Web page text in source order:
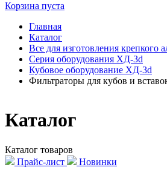
Корзина пуста
Главная
Каталог
Все для изготовления крепкого
Серия оборудования ХД-3d
Кубовое оборудование ХД-3d
Фильтраторы для кубов и
Каталог
Каталог товаров
Прайс-лист
Новинки